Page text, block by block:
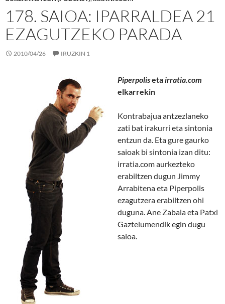
178. SAIOA: IPARRALDEA 21
EZAGUTZEKO PARADA
2010/04/26 IRUZKIN 1
Piperpolisetairratia.com
elkarrekin
Kontrabajua antzezlaneko
zati bat irakurri eta sintonia
entzun da. Eta gure gaurko
saioak bi sintonia izan ditu:
irratia.com aurkezteko
erabiltzen dugun Jimmy
Arrabitena eta Piperpolis
ezagutzera erabiltzen ohi
duguna. Ane Zabala eta Patxi
Gaztelumendik egin dugu
saioa.